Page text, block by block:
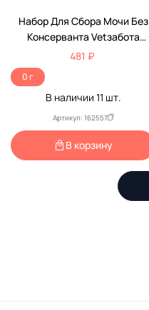
Набор Для Сбора Мочи Без
Консерванта Vetзабота
(Ветзабота)
481 ₽
0 г
В наличии 11 шт.
Артикул: 162557
В корзину